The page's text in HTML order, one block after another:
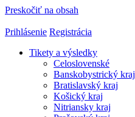
Preskočiť na obsah
Prihlásenie Registrácia
Tikety a výsledky
Celoslovenské
Banskobystrický kraj
Bratislavský kraj
Košický kraj
Nitriansky kraj